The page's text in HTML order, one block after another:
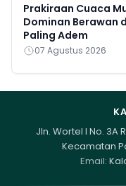
Prakiraan Cuaca
Dominan Berawan
Paling Adem
07 Agustus 2026
Jln. Wortel I No. 3A
Kecamatan
Email: